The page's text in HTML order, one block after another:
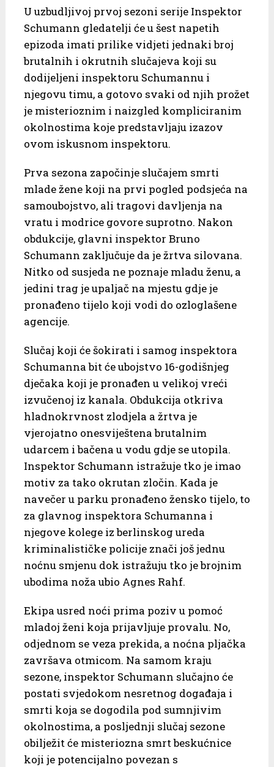
U uzbudljivoj prvoj sezoni serije Inspektor
Schumann gledatelji će u šest napetih
epizoda imati prilike vidjeti jednaki broj
brutalnih i okrutnih slučajeva koji su
dodijeljeni inspektoru Schumannu i
njegovu timu, a gotovo svaki od njih prožet
je misterioznim i naizgled kompliciranim
okolnostima koje predstavljaju izazov
ovom iskusnom inspektoru.
Prva sezona započinje slučajem smrti
mlade žene koji na prvi pogled podsjeća na
samoubojstvo, ali tragovi davljenja na
vratu i modrice govore suprotno. Nakon
obdukcije, glavni inspektor Bruno
Schumann zaključuje da je žrtva silovana.
Nitko od susjeda ne poznaje mladu ženu, a
jedini trag je upaljač na mjestu gdje je
pronađeno tijelo koji vodi do ozloglašene
agencije.
Slučaj koji će šokirati i samog inspektora
Schumanna bit će ubojstvo 16-godišnjeg
dječaka koji je pronađen u velikoj vreći
izvučenoj iz kanala. Obdukcija otkriva
hladnokrvnost zlodjela a žrtva je
vjerojatno onesviještena brutalnim
udarcem i bačena u vodu gdje se utopila.
Inspektor Schumann istražuje tko je imao
motiv za tako okrutan zločin. Kada je
navečer u parku pronađeno žensko tijelo, to
za glavnog inspektora Schumanna i
njegove kolege iz berlinskog ureda
kriminalističke policije znači još jednu
noćnu smjenu dok istražuju tko je brojnim
ubodima noža ubio Agnes Rahf.
Ekipa usred noći prima poziv u pomoć
mladoj ženi koja prijavljuje provalu. No,
odjednom se veza prekida, a noćna pljačka
završava otmicom. Na samom kraju
sezone, inspektor Schumann slučajno će
postati svjedokom nesretnog događaja i
smrti koja se dogodila pod sumnjivim
okolnostima, a posljednji slučaj sezone
obilježit će misteriozna smrt beskućnice
koji je potencijalno povezan s